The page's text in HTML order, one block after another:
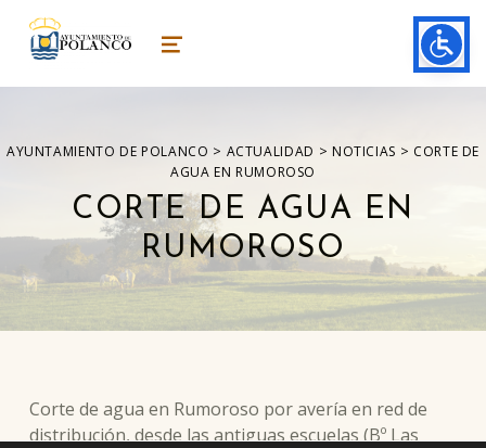
ayuntamiento de polanco
AYUNTAMIENTO DE POLANCO MENU
AYUNTAMIENTO DE POLANCO > ACTUALIDAD > NOTICIAS > CORTE DE
AGUA EN RUMOROSO
CORTE DE AGUA EN
RUMOROSO
Corte de agua en Rumoroso por avería en red de
distribución, desde las antiguas escuelas (Bº Las